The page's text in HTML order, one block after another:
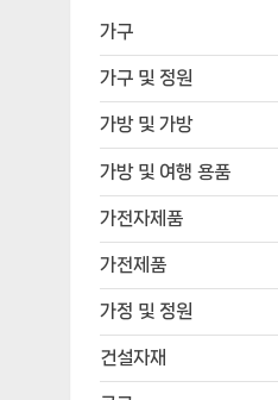
가구
가구 및 정원
가방 및 가방
가방 및 여행 용품
가전자제품
가전제품
가정 및 정원
건설자재